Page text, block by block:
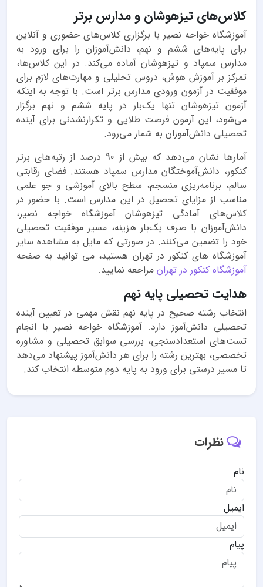
کلاس‌های تیزهوشان و مدارس برتر
آموزشگاه خواجه نصیر با برگزاری کلاس‌های حضوری و آنلاین
برای پایه‌های ششم و نهم، دانش‌آموزان را برای ورود به
مدارس سمپاد و تیزهوشان آماده می‌کند. در این کلاس‌ها،
تمرکز بر آموزش هوش، دروس تحلیلی و مهارت‌های لازم برای
موفقیت در آزمون ورودی مدارس برتر است. با توجه به اینکه
آزمون تیزهوشان تنها یک‌بار در پایه ششم و نهم برگزار
می‌شود، این آزمون فرصت طلایی و تکرارنشدنی برای آینده
تحصیلی دانش‌آموزان به شمار می‌رود.
آمارها نشان می‌دهد که بیش از 90 درصد از رتبه‌های برتر
کنکور، دانش‌آموختگان مدارس سمپاد هستند. فضای رقابتی
سالم، برنامه‌ریزی منسجم، سطح بالای آموزشی و جو علمی
مناسب از مزایای تحصیل در این مدارس است. با حضور در
کلاس‌های آمادگی تیزهوشان آموزشگاه خواجه نصیر،
دانش‌آموزان با صرف یک‌بار هزینه، مسیر موفقیت تحصیلی
خود را تضمین می‌کنند. در صورتی که مایل به مشاهده سایر
آموزشگاه های کنکور در تهران هستید، می توانید به صفحه
آموزشگاه کنکور در تهران مراجعه نمایید.
هدایت تحصیلی پایه نهم
انتخاب رشته صحیح در پایه نهم نقش مهمی در تعیین آینده
تحصیلی دانش‌آموز دارد. آموزشگاه خواجه نصیر با انجام
تست‌های استعدادسنجی، بررسی سوابق تحصیلی و مشاوره
تخصصی، بهترین رشته را برای هر دانش‌آموز پیشنهاد می‌دهد
تا مسیر درستی برای ورود به پایه دوم متوسطه انتخاب کند.
نظرات
نام
ایمیل
پیام